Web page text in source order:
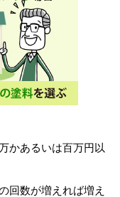
かあるいは百万円以
回数が増えれば増え